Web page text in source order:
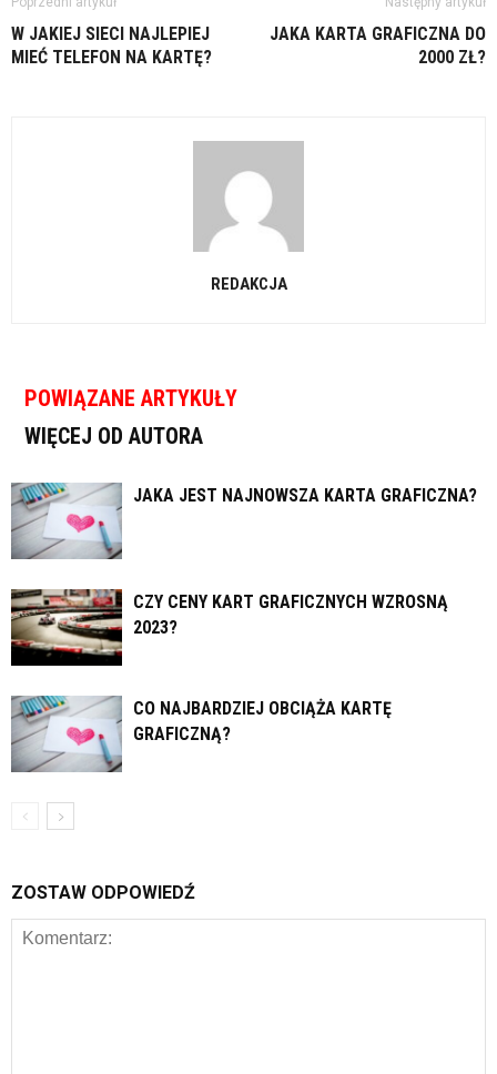
W JAKIEJ SIECI NAJLEPIEJ
MIEĆ TELEFON NA KARTĘ?
JAKA KARTA GRAFICZNA DO
2000 ZŁ?
REDAKCJA
POWIĄZANE ARTYKUŁY
WIĘCEJ OD AUTORA
JAKA JEST NAJNOWSZA KARTA GRAFICZNA?
CZY CENY KART GRAFICZNYCH WZROSNĄ
2023?
CO NAJBARDZIEJ OBCIĄŻA KARTĘ
GRAFICZNĄ?
ZOSTAW ODPOWIEDŹ